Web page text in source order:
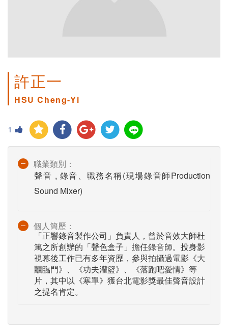
許正一
HSU Cheng-Yi
1
職業類別：
聲音 , 錄音、職務名稱(現場錄音師Production
Sound Mixer)
個人簡歷：
「正響錄音製作公司」負責人，曾於音效大師杜
篤之所創辦的「聲色盒子」擔任錄音師。投身影
視幕後工作已有多年資歷，參與拍攝過電影《大
囍臨門》、《功夫灌籃》、《落跑吧愛情》等
片，其中以《寒單》獲台北電影獎最佳聲音設計
之提名肯定。